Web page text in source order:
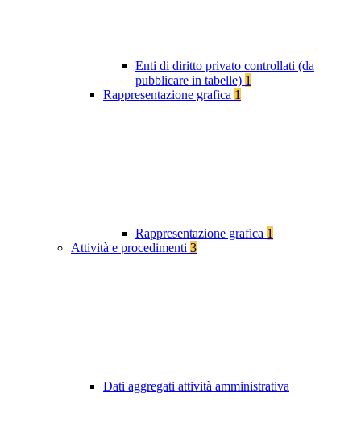
Enti di diritto privato controllati (da
pubblicare in tabelle) 1
Rappresentazione grafica 1
Rappresentazione grafica 1
Attività e procedimenti 3
Dati aggregati attività amministrativa